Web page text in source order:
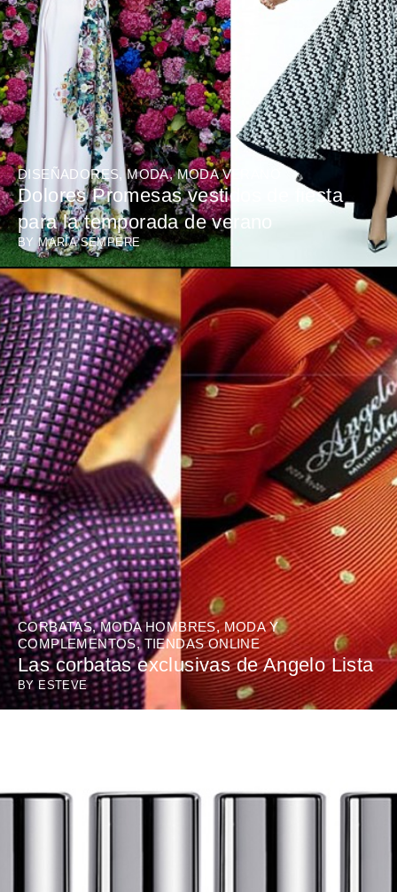
DISEÑADORES,MODA,MODA VERANO
Dolores Promesas vestidos de fiesta
para la temporada de verano
BY MARÍA SEMPERE
CORBATAS,MODA HOMBRES,MODA Y
COMPLEMENTOS,TIENDAS ONLINE
Las corbatas exclusivas de Angelo Lista
BYESTEVE